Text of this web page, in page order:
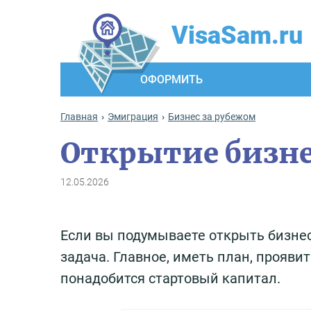
VisaSam.ru
ОФОРМИТЬ
Главная Эмиграция Бизнес за рубежом
Открытие
12.05.2026
Если вы подумываете открыть
задача. Главное, иметь план,
понадобится стартовый капитал.